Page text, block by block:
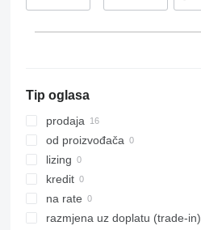
Tip oglasa
prodaja
od proizvođača
lizing
kredit
na rate
razmjena uz doplatu (trade-in)